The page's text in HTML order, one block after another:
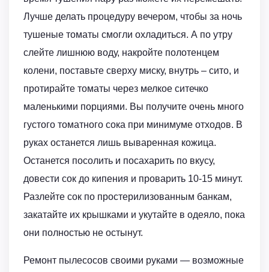
Лучше делать процедуру вечером, чтобы за ночь
тушеные томаты смогли охладиться. А по утру
слейте лишнюю воду, накройте полотенцем
колени, поставьте сверху миску, внутрь – сито, и
протирайте томаты через мелкое ситечко
маленькими порциями. Вы получите очень много
густого томатного сока при минимуме отходов. В
руках останется лишь вываренная кожица.
Останется посолить и посахарить по вкусу,
довести сок до кипения и проварить 10-15 минут.
Разлейте сок по простерилизованным банкам,
закатайте их крышками и укутайте в одеяло, пока
они полностью не остынут.
Ремонт пылесосов своими руками — возможные